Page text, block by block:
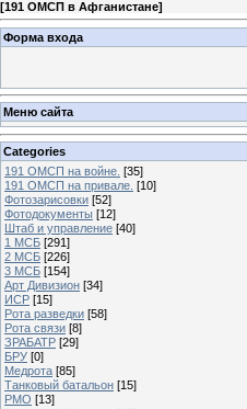
[191 ОМСП в Афганистане]
Форма входа
Меню сайта
Categories
191 ОМСП на войне. [35]
191 ОМСП на привале. [10]
Фотозарисовки [52]
Фотодокументы [12]
Штаб и управление [40]
1 МСБ [291]
2 МСБ [226]
3 МСБ [154]
Арт Дивизион [34]
ИСР [15]
Рота разведки [58]
Рота связи [8]
ЗРАБАТР [29]
БРУ [0]
Медрота [85]
Танковый батальон [15]
РМО [13]